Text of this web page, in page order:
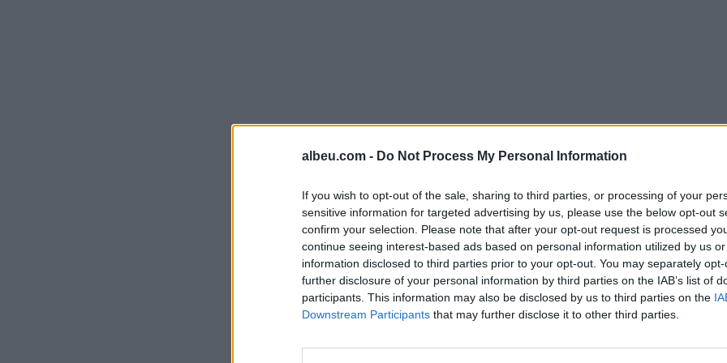
albeu.com - Do Not Process My Personal Information
If you wish to opt-out of the sale, sharing to third parties, or processing of your
sensitive information for targeted advertising by us, please use the below opt-out
confirm your selection. Please note that after your opt-out request is processed
continue seeing interest-based ads based on personal information utilized by us
information disclosed to third parties prior to your opt-out. You may separately
further disclosure of your personal information by third parties on the IAB’s list of
participants. This information may also be disclosed by us to third parties on the
Downstream Participants that may further disclose it to other third parties.